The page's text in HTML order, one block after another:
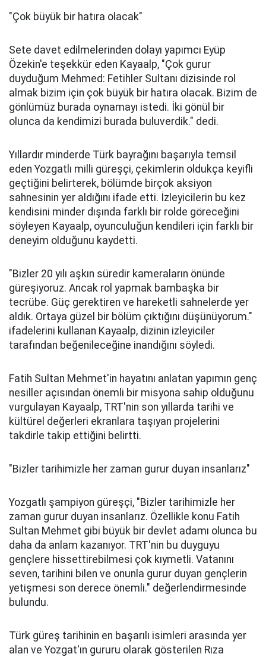
"Çok büyük bir hatıra olacak"
Sete davet edilmelerinden dolayı yapımcı Eyüp
Özekin'e teşekkür eden Kayaalp, "Çok gurur
duyduğum Mehmed: Fetihler Sultanı dizisinde rol
almak bizim için çok büyük bir hatıra olacak. Bizim de
gönlümüz burada oynamayı istedi. İki gönül bir
olunca da kendimizi burada buluverdik." dedi.
Yıllardır minderde Türk bayrağını başarıyla temsil
eden Yozgatlı milli güreşçi, çekimlerin oldukça keyifli
geçtiğini belirterek, bölümde birçok aksiyon
sahnesinin yer aldığını ifade etti. İzleyicilerin bu kez
kendisini minder dışında farklı bir rolde göreceğini
söyleyen Kayaalp, oyunculuğun kendileri için farklı bir
deneyim olduğunu kaydetti.
"Bizler 20 yılı aşkın süredir kameraların önünde
güreşiyoruz. Ancak rol yapmak bambaşka bir
tecrübe. Güç gerektiren ve hareketli sahnelerde yer
aldık. Ortaya güzel bir bölüm çıktığını düşünüyorum."
ifadelerini kullanan Kayaalp, dizinin izleyiciler
tarafından beğenileceğine inandığını söyledi.
Fatih Sultan Mehmet'in hayatını anlatan yapımın genç
nesiller açısından önemli bir misyona sahip olduğunu
vurgulayan Kayaalp, TRT'nin son yıllarda tarihi ve
kültürel değerleri ekranlara taşıyan projelerini
takdirle takip ettiğini belirtti.
"Bizler tarihimizle her zaman gurur duyan insanlarız"
Yozgatlı şampiyon güreşçi, "Bizler tarihimizle her
zaman gurur duyan insanlarız. Özellikle konu Fatih
Sultan Mehmet gibi büyük bir devlet adamı olunca bu
daha da anlam kazanıyor. TRT'nin bu duyguyu
gençlere hissettirebilmesi çok kıymetli. Vatanını
seven, tarihini bilen ve onunla gurur duyan gençlerin
yetişmesi son derece önemli." değerlendirmesinde
bulundu.
Türk güreş tarihinin en başarılı isimleri arasında yer
alan ve Yozgat'ın gururu olarak gösterilen Rıza